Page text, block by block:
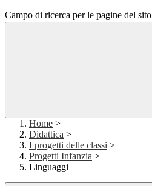
Campo di ricerca per le pagine del sito
Home >
Didattica >
I progetti delle classi >
Progetti Infanzia >
Linguaggi